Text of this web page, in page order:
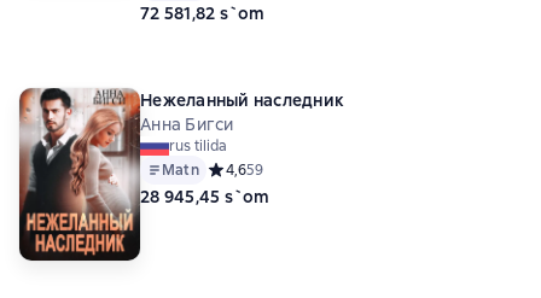
72 581,82 s`om
Нежеланный наследник
Анна Бигси
rus tilida
Matn Средний рейтинг 4,6 на основе 59 оценок
4,659
28 945,45 s`om